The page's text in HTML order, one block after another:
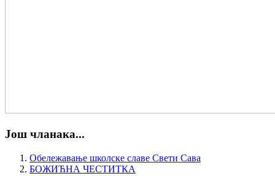
Још чланака...
Обележавање школске славе Свети Сава
БОЖИЋНА ЧЕСТИТКА